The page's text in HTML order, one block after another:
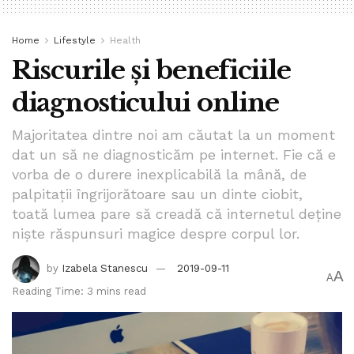
Home Lifestyle Health
Riscurile și beneficiile
diagnosticului online
Majoritatea dintre noi am căutat la un moment
dat un să ne diagnosticăm pe internet. Fie că e
vorba de o durere inexplicabilă la mână, de
palpitații îngrijorătoare sau un dinte ciobit,
toată lumea pare să creadă că internetul deține
niște răspunsuri magice despre corpul lor.
by Izabela Stanescu
2019-09-11
Reading Time: 3 mins read
AA